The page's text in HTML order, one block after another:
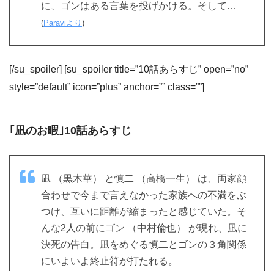
に、ゴンはある言葉を投げかける。そして…
(Paraviより )
[/su_spoiler] [su_spoiler title=”10話あらすじ” open=”no”
style=”default” icon=”plus” anchor=”” class=””]
｢凪のお暇｣10話あらすじ
凪 （黒木華） と慎二 （高橋一生） は、両家顔
合わせで今まで言えなかった家族への不満をぶ
つけ、互いに距離が縮まったと感じていた。そ
んな2人の前にゴン （中村倫也） が現れ、凪に
決死の告白。凪をめぐる慎二とゴンの３角関係
にいよいよ終止符が打たれる。